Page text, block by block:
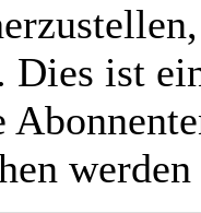
Dies ist